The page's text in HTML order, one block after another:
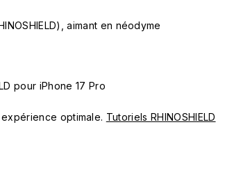
aimant en néodyme
pour iPhone 17 Pro
optimale. Tutoriels RHINOSHIELD